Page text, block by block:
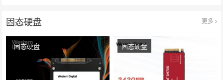
固态硬盘 更多
固态硬盘 固态硬盘